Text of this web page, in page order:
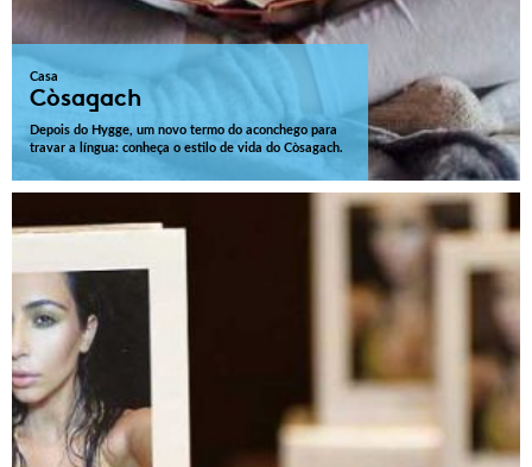
Casa
Còsagach
Depois do Hygge, um novo termo do aconchego para
travar a língua: conheça o estilo de vida do Còsagach.